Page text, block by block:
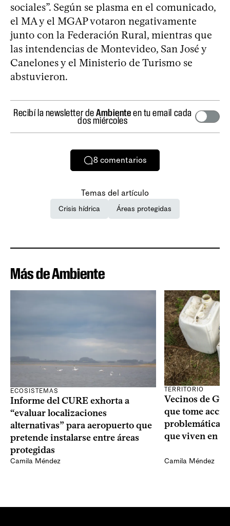
sociales”. Según se plasma en el comunicado,
el MA y el MGAP votaron negativamente
junto con la Federación Rural, mientras que
las intendencias de Montevideo, San José y
Canelones y el Ministerio de Turismo se
abstuvieron.
Recibí la newsletter deAmbienteen tu email cada
dos miércoles
8 comentarios
Temas del artículo
Crisis hídrica Áreas protegidas
Más de Ambiente
ECOSISTEMAS
Informe del CURE exhorta a
“evaluar localizaciones
alternativas” para aeropuerto que
pretende instalarse entre áreas
protegidas
Camila Méndez
TERRITORIO
Vecinos de
que tome
problemáticas
que viven en
Camila Méndez